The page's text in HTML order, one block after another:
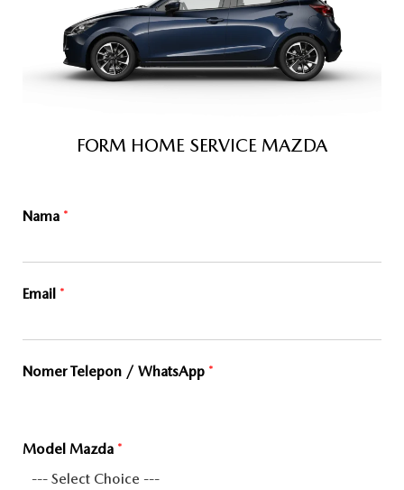
FORM HOME SERVICE MAZDA
Nama *
Email *
Nomer Telepon / WhatsApp *
Model Mazda *